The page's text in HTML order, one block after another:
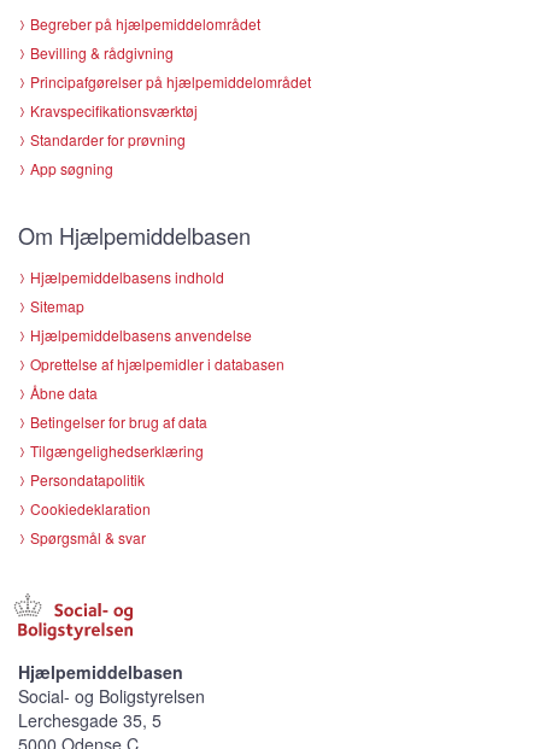
Begreber på hjælpemiddelområdet
Bevilling & rådgivning
Principafgørelser på hjælpemiddelområdet
Kravspecifikationsværktøj
Standarder for prøvning
App søgning
Om Hjælpemiddelbasen
Hjælpemiddelbasens indhold
Sitemap
Hjælpemiddelbasens anvendelse
Oprettelse af hjælpemidler i databasen
Åbne data
Betingelser for brug af data
Tilgængelighedserklæring
Persondatapolitik
Cookiedeklaration
Spørgsmål & svar
Hjælpemiddelbasen
Social- og Boligstyrelsen
Lerchesgade 35, 5
5000 Odense C